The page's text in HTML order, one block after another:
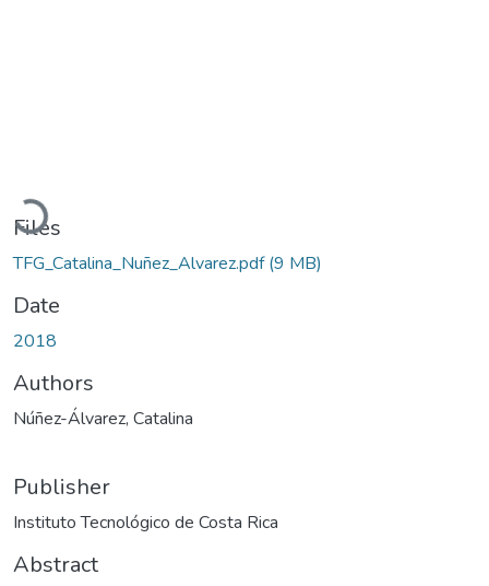
Loading...
Files
TFG_Catalina_Nuñez_Alvarez.pdf(9 MB)
Date
2018
Authors
Núñez-Álvarez, Catalina
Publisher
Instituto Tecnológico de Costa Rica
Abstract